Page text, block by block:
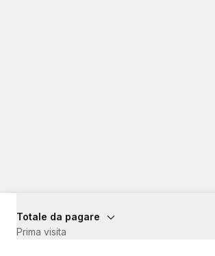
Totale da pagare
Prima visita